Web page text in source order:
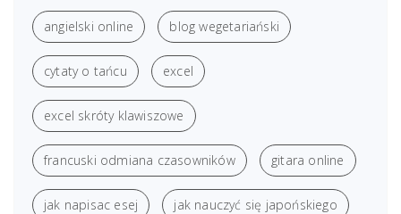
angielski online blog wegetariański
cytaty o tańcu excel
excel skróty klawiszowe
francuski odmiana czasowników gitara online
jak napisac esej jak nauczyć się japońskiego